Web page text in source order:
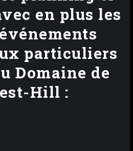
en plus les
particuliers
Domaine de
Hill :